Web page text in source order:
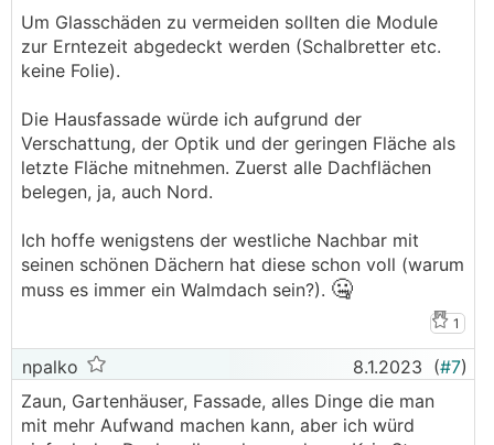
Um Glasschäden zu vermeiden sollten die Module
zur Erntezeit abgedeckt werden (Schalbretter etc.
keine Folie).
Die Hausfassade würde ich aufgrund der
Verschattung, der Optik und der geringen Fläche als
letzte Fläche mitnehmen. Zuerst alle Dachflächen
belegen, ja, auch Nord.
Ich hoffe wenigstens der westliche Nachbar mit
seinen schönen Dächern hat diese schon voll (warum
muss es immer ein Walmdach sein?). 🤐
1
npalko 8.1.2023 (#7)
Zaun, Gartenhäuser, Fassade, alles Dinge die man
mit mehr Aufwand machen kann, aber ich würd